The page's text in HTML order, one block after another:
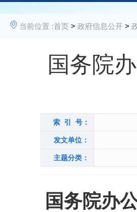
当前位置 :首页 > 政府信息公开 >
国务院
索 引 号：
发文单位：
主题分类：
国务院办